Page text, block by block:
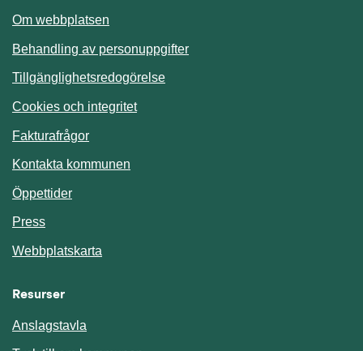
Om webbplatsen
Behandling av personuppgifter
Tillgänglighetsredogörelse
Cookies och integritet
Fakturafrågor
Kontakta kommunen
Öppettider
Press
Webbplatskarta
Resurser
Anslagstavla